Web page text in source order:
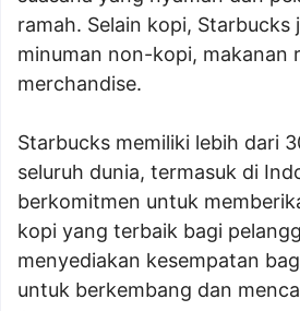
ramah. Selain kopi, Starbucks
minuman non-kopi, makanan
merchandise.
Starbucks memiliki lebih dari
seluruh dunia, termasuk di
berkomitmen untuk
kopi yang terbaik bagi
menyediakan kesempatan
untuk berkembang dan